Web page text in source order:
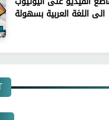
الى اللغة العربية بسهولة